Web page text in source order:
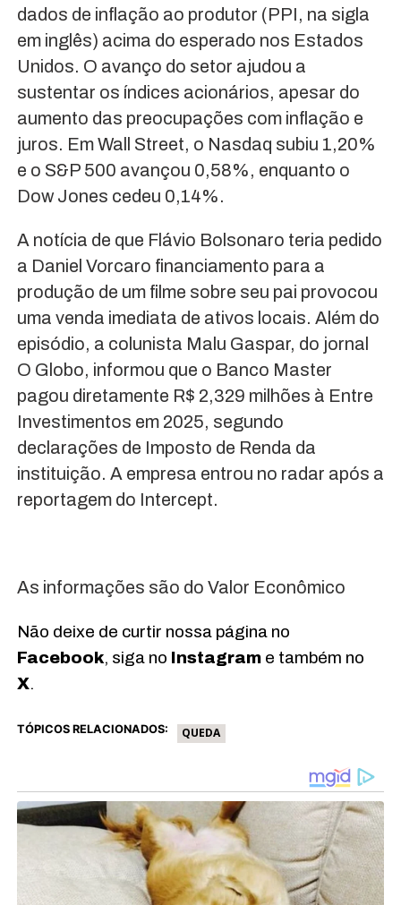
dados de inflação ao produtor (PPI, na sigla
em inglês) acima do esperado nos Estados
Unidos. O avanço do setor ajudou a
sustentar os índices acionários, apesar do
aumento das preocupações com inflação e
juros. Em Wall Street, o Nasdaq subiu 1,20%
e o S&P 500 avançou 0,58%, enquanto o
Dow Jones cedeu 0,14%.
A notícia de que Flávio Bolsonaro teria pedido
a Daniel Vorcaro financiamento para a
produção de um filme sobre seu pai provocou
uma venda imediata de ativos locais. Além do
episódio, a colunista Malu Gaspar, do jornal
O Globo, informou que o Banco Master
pagou diretamente R$ 2,329 milhões à Entre
Investimentos em 2025, segundo
declarações de Imposto de Renda da
instituição. A empresa entrou no radar após a
reportagem do Intercept.
As informações são do Valor Econômico
Não deixe de curtir nossa página no
Facebook, siga no Instagrame também no
X.
TÓPICOS RELACIONADOS: QUEDA